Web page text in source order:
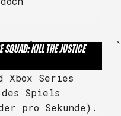
SQUAD: KILL THE JUSTICE
Xbox Series
des Spiels
pro Sekunde).